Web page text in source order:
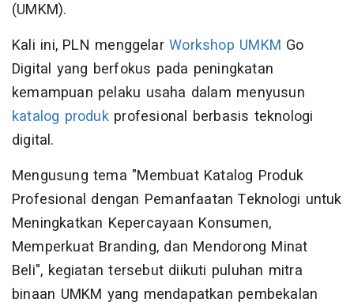
(UMKM).
Kali ini, PLN menggelarWorkshop UMKM Go
Digital yang berfokus pada peningkatan
kemampuan pelaku usaha dalam menyusun
katalog produkprofesional berbasis teknologi
digital.
Mengusung tema "Membuat Katalog Produk
Profesional dengan Pemanfaatan Teknologi untuk
Meningkatkan Kepercayaan Konsumen,
Memperkuat Branding, dan Mendorong Minat
Beli", kegiatan tersebut diikuti puluhan mitra
binaan UMKM yang mendapatkan pembekalan